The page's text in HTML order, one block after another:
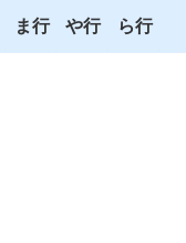
ま行
や行
ら行